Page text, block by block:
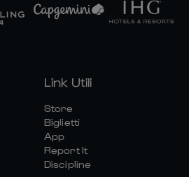
Link Utili
Store
Biglietti
App
Report It
Discipline